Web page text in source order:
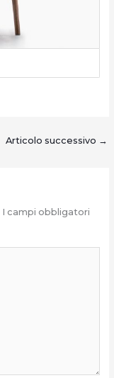
Articolo successivo →
I campi obbligatori